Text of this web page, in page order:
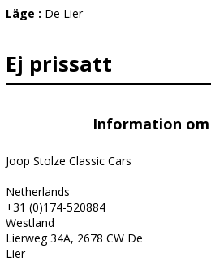
Läge : De Lier
Ej prissatt
Information
Joop Stolze Classic Cars
Netherlands
+31 (0)174-520884
Westland
Lierweg 34A, 2678 CW De
Lier